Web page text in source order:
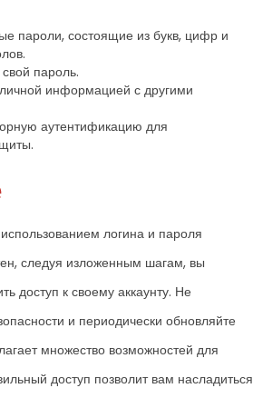
пароли, состоящие из букв, цифр и
пароль.
информацией с другими
аутентификацию для
логина и пароля
следуя изложенным шагам, вы
доступ к своему аккаунту. Не
и периодически обновляйте
множество возможностей для
доступ позволит вам насладиться